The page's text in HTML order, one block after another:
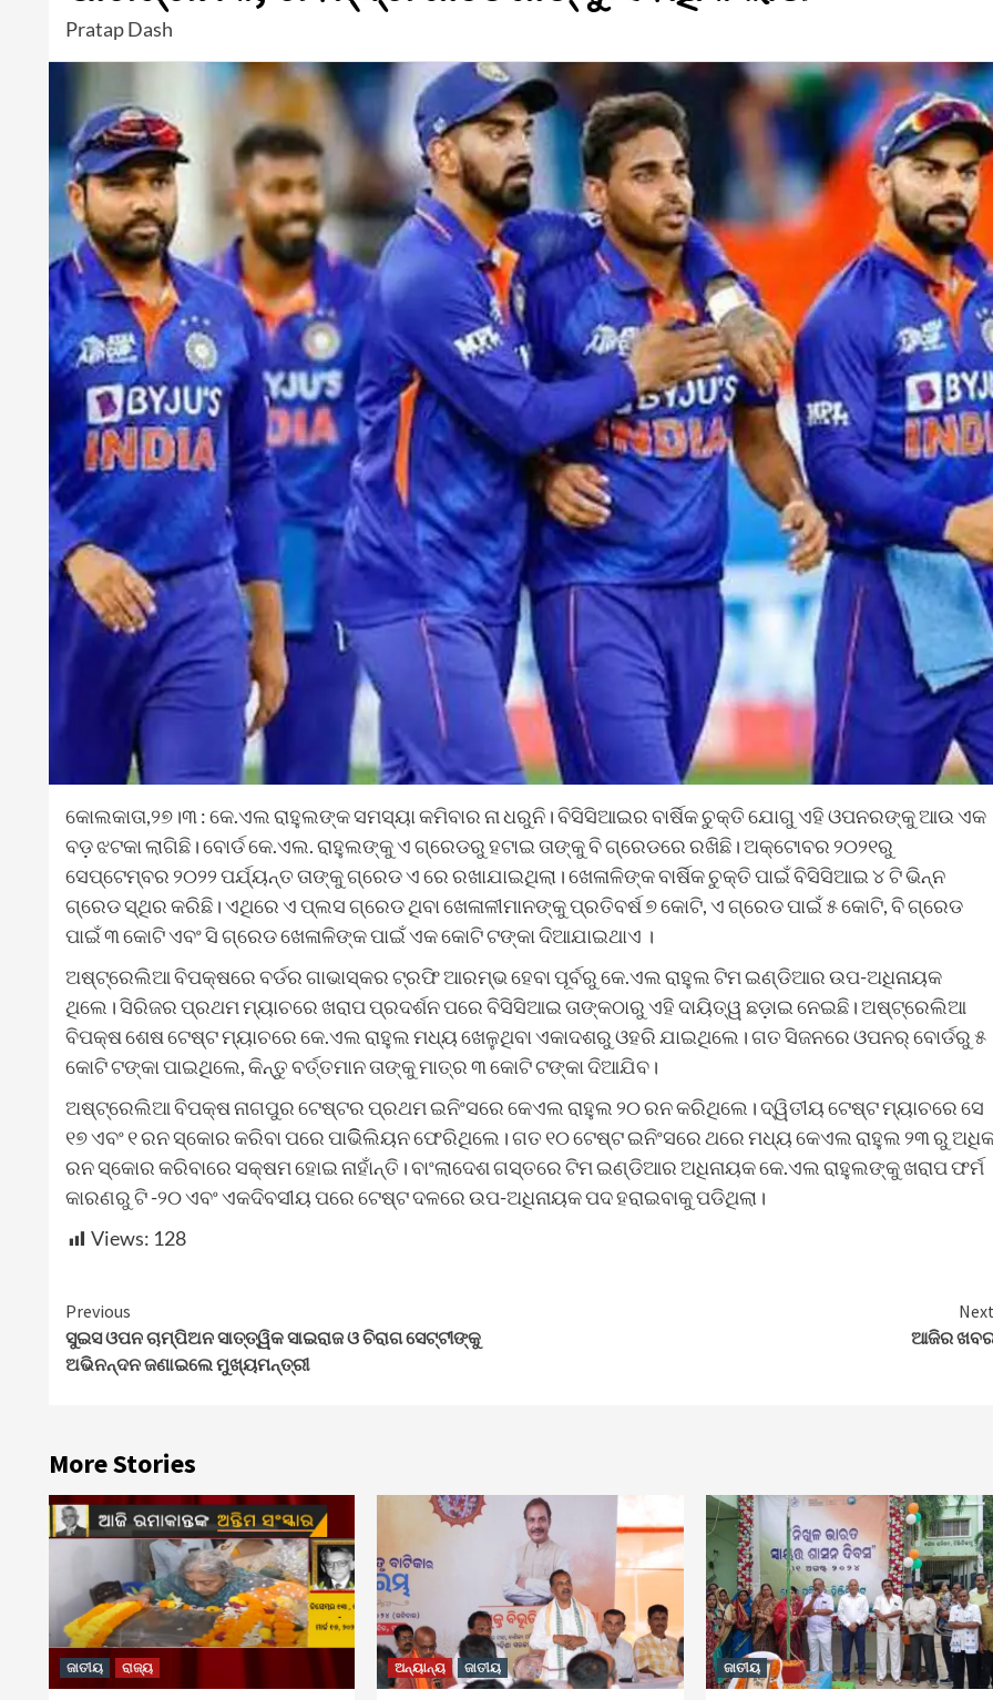
Pratap Dash
କୋଲକାତା,୨୭।୩ : କେ.ଏଲ ରାହୁଲଙ୍କ ସମସ୍ୟା କମିବାର ନା ଧରୁନି। ବିସିସିଆଇର ବାର୍ଷିକ ଚୁକ୍ତି ଯୋଗୁ ଏହି ଓପନରଙ୍କୁ ଆଉ ଏକ
ବଡ଼ ଝଟକା ଲାଗିଛି। ବୋର୍ଡ କେ.ଏଲ. ରାହୁଲଙ୍କୁ ଏ ଗ୍ରେଡରୁ ହଟାଇ ତାଙ୍କୁ ବି ଗ୍ରେଡରେ ରଖିଛି। ଅକ୍ଟୋବର ୨୦୨୧ରୁ
ସେପ୍ଟେମ୍ବର ୨୦୨୨ ପର୍ଯ୍ୟନ୍ତ ତାଙ୍କୁ ଗ୍ରେଡ ଏ ରେ ରଖାଯାଇଥିଲା। ଖେଳାଳିଙ୍କ ବାର୍ଷିକ ଚୁକ୍ତି ପାଇଁ ବିସିସିଆଇ ୪ ଟି ଭିନ୍ନ
ଗ୍ରେଡ ସ୍ଥିର କରିଛି। ଏଥିରେ ଏ ପ୍ଲସ ଗ୍ରେଡ ଥିବା ଖେଳାଳୀମାନଙ୍କୁ ପ୍ରତିବର୍ଷ ୭ କୋଟି, ଏ ଗ୍ରେଡ ପାଇଁ ୫ କୋଟି, ବି ଗ୍ରେଡ
ପାଇଁ ୩ କୋଟି ଏବଂ ସି ଗ୍ରେଡ ଖେଳାଳିଙ୍କ ପାଇଁ ଏକ କୋଟି ଟଙ୍କା ଦିଆଯାଇଥାଏ ।
ଅଷ୍ଟ୍ରେଲିଆ ବିପକ୍ଷରେ ବର୍ଡର ଗାଭାସ୍କର ଟ୍ରଫି ଆରମ୍ଭ ହେବା ପୂର୍ବରୁ କେ.ଏଲ ରାହୁଲ ଟିମ ଇଣ୍ଡିଆର ଉପ-ଅଧିନାୟକ
ଥିଲେ। ସିରିଜର ପ୍ରଥମ ମ୍ୟାଚରେ ଖରାପ ପ୍ରଦର୍ଶନ ପରେ ବିସିସିଆଇ ତାଙ୍କଠାରୁ ଏହି ଦାୟିତ୍ୱ ଛଡ଼ାଇ ନେଇଛି। ଅଷ୍ଟ୍ରେଲିଆ
ବିପକ୍ଷ ଶେଷ ଟେଷ୍ଟ ମ୍ୟାଚରେ କେ.ଏଲ ରାହୁଲ ମଧ୍ୟ ଖେଳୁଥିବା ଏକାଦଶରୁ ଓହରି ଯାଇଥିଲେ। ଗତ ସିଜନରେ ଓପନର୍‌ ବୋର୍ଡରୁ ୫
କୋଟି ଟଙ୍କା ପାଇଥିଲେ, କିନ୍ତୁ ବର୍ତ୍ତମାନ ତାଙ୍କୁ ମାତ୍ର ୩ କୋଟି ଟଙ୍କା ଦିଆଯିବ।
ଅଷ୍ଟ୍ରେଲିଆ ବିପକ୍ଷ ନାଗପୁର ଟେଷ୍ଟର ପ୍ରଥମ ଇନିଂସରେ କେଏଲ ରାହୁଲ ୨୦ ରନ କରିଥିଲେ। ଦ୍ୱିତୀୟ ଟେଷ୍ଟ ମ୍ୟାଚରେ ସେ
୧୭ ଏବଂ ୧ ରନ ସ୍କୋର କରିବା ପରେ ପାଭିିଲିୟନ ଫେରିଥିଲେ। ଗତ ୧୦ ଟେଷ୍ଟ ଇନିଂସରେ ଥରେ ମଧ୍ୟ କେଏଲ ରାହୁଲ ୨୩ ରୁ
ରନ ସ୍କୋର କରିବାରେ ସକ୍ଷମ ହୋଇ ନାହାଁନ୍ତି। ବାଂଲାଦେଶ ଗସ୍ତରେ ଟିମ ଇଣ୍ଡିଆର ଅଧିନାୟକ କେ.ଏଲ ରାହୁଲଙ୍କୁ ଖରାପ ଫର୍ମ
କାରଣରୁ ଟି -୨୦ ଏବଂ ଏକଦିବସୀୟ ପରେ ଟେଷ୍ଟ ଦଳରେ ଉପ-ଅଧିନାୟକ ପଦ ହରାଇବାକୁ ପଡିଥିଲା।
Views: 128
Continue
Reading
Previous
ସୁଇସ ଓପନ ଚାମ୍ପିଅନ ସାତ୍ତ୍ୱିକ ସାଇରାଜ ଓ ଚିରାଗ ସେଟ୍ଟୀଙ୍କୁ
ଅଭିନନ୍ଦନ ଜଣାଇଲେ ମୁଖ୍ୟମନ୍ତ୍ରୀ
Next
ଆଜିର
More Stories
ଜାତୀୟ ରାଜ୍ୟ ଅନ୍ୟାନ୍ୟ ଜାତୀୟ ଜାତୀୟ